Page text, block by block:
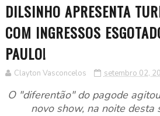
DILSINHO APRESENTA
COM INGRESSOS
PAULO!
Clayton Vasconcelos setembro 02,
O "diferentão" do pagode
novo show, na noite desta